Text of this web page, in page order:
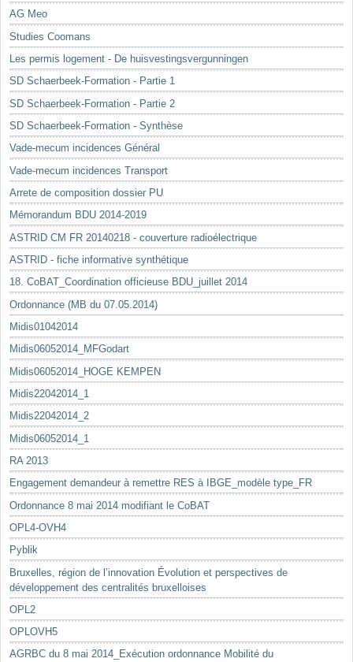
AG Meo
Studies Coomans
Les permis logement - De huisvestingsvergunningen
SD Schaerbeek-Formation - Partie 1
SD Schaerbeek-Formation - Partie 2
SD Schaerbeek-Formation - Synthèse
Vade-mecum incidences Général
Vade-mecum incidences Transport
Arrete de composition dossier PU
Mémorandum BDU 2014-2019
ASTRID CM FR 20140218 - couverture radioélectrique
ASTRID - fiche informative synthétique
18. CoBAT_Coordination officieuse BDU_juillet 2014
Ordonnance (MB du 07.05.2014)
Midis01042014
Midis06052014_MFGodart
Midis06052014_HOGE KEMPEN
Midis22042014_1
Midis22042014_2
Midis06052014_1
RA 2013
Engagement demandeur à remettre RES à IBGE_modèle type_FR
Ordonnance 8 mai 2014 modifiant le CoBAT
OPL4-OVH4
Pyblik
Bruxelles, région de l’innovation Évolution et perspectives de
développement des centralités bruxelloises
OPL2
OPLOVH5
AGRBC du 8 mai 2014_Exécution ordonnance Mobilité du